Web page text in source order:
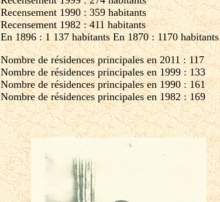
Recensement 1990 : 359 habitants
Recensement 1982 : 411 habitants
En 1896 : 1 137 habitants En 1870 : 1170 habitants
Nombre de résidences principales en 2011 : 117
Nombre de résidences principales en 1999 : 133
Nombre de résidences principales en 1990 : 161
Nombre de résidences principales en 1982 : 169